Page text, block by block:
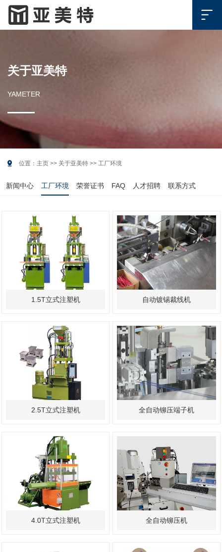

关于亚美特
YAMETER
新闻中心 工厂环境 荣誉证书 FAQ 人才招聘 联系方式
 位置： 主页 >> 关于亚美特 >> 工厂环境
1.5T立式注塑机 自动镀锡裁线机
2.5T立式注塑机 全自动铆压端子机
4.0T立式注塑机 全自动铆压机